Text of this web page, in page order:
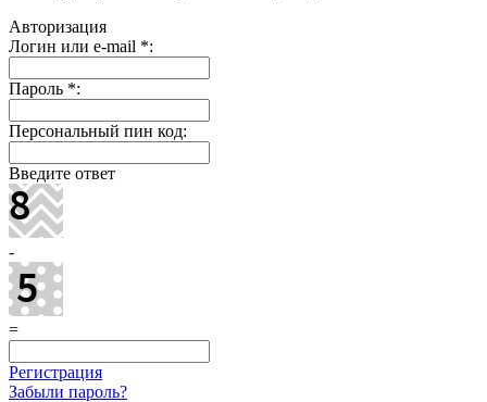
Авторизация
Логин или e-mail *:
Пароль *:
Персональный пин код:
Введите ответ
-
=
Регистрация
Забыли пароль?